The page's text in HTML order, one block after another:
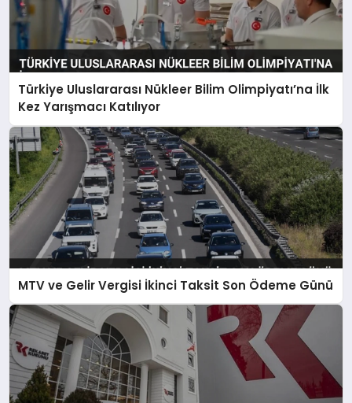
Türkiye Uluslararası Nükleer Bilim Olimpiyatı’na İlk
Kez Yarışmacı Katılıyor
MTV ve Gelir Vergisi İkinci Taksit Son Ödeme Günü